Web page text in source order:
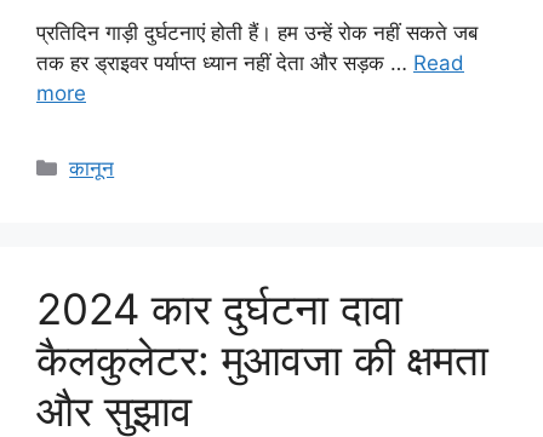
प्रतिदिन गाड़ी दुर्घटनाएं होती हैं। हम उन्हें रोक नहीं सकते जब
तक हर ड्राइवर पर्याप्त ध्यान नहीं देता और सड़क … Read
more
Categories
कानून
2024 कार दुर्घटना दावा
कैलकुलेटर: मुआवजा की क्षमता
और सुझाव